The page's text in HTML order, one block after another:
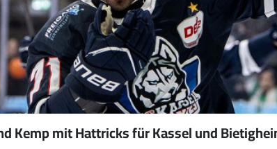
Kemp mit Hattricks für Kassel und